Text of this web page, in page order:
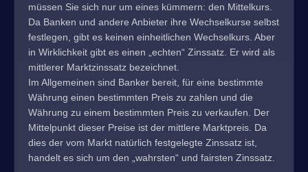
müssen Sie sich nur um eines kümmern: den Mittelkurs.
Da Banken und andere Anbieter ihre Wechselkurse selbst
festlegen, gibt es keinen einheitlichen Wechselkurs. Aber
in Wirklichkeit gibt es einen „echten“ Zinssatz. Er wird als
mittlerer Marktzinssatz bezeichnet.
Im Allgemeinen sind Banker bereit, für eine bestimmte
Währung einen bestimmten Preis zu zahlen und die
Währung zu einem bestimmten Preis zu verkaufen. Der
Mittelpunkt dieser Preise ist der mittlere Marktpreis. Da
dies der vom Markt natürlich festgelegte Zinssatz ist,
handelt es sich um den „wahrsten“ und fairsten Zinssatz.